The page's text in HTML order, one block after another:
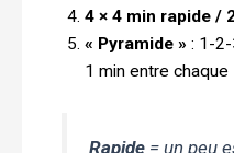
4 × 4 min rapide /
« Pyramide » : 1-
1 min entre chaque
Rapide= un peu